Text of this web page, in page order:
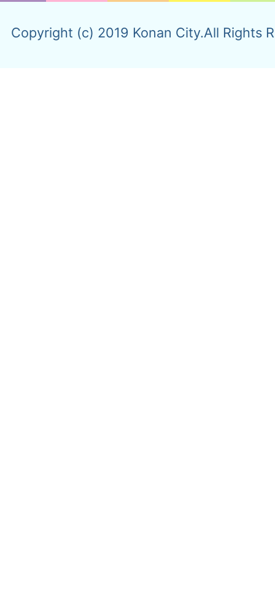
Copyright (c) 2019 Konan City.All Rights